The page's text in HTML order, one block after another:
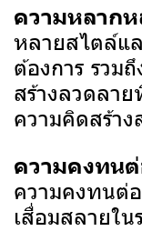
ความหลาก
หลายสไตล์แ
ต้องการ รวม
สร้างลวดลา
ความคิดสร้า
ความคงทน
ความคงทนต่
เสื่อมสลายใน